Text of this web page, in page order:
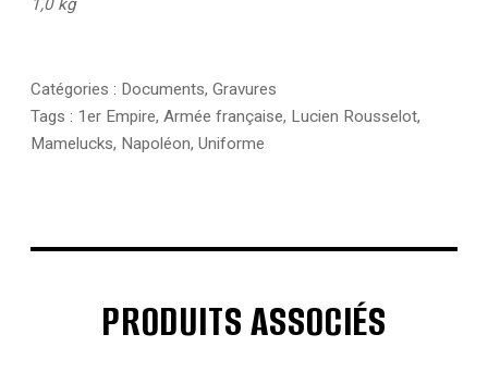
1,0 kg
Catégories : Documents, Gravures
Tags : 1er Empire, Armée française, Lucien Rousselot,
Mamelucks, Napoléon, Uniforme
PRODUITS ASSOCIÉS